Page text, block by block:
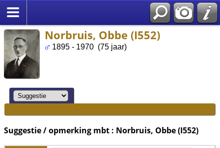
Norbruis, Obbe (I552)
1895 - 1970 (75 jaar)
Suggestie / opmerking mbt : Norbruis, Obbe (I552)